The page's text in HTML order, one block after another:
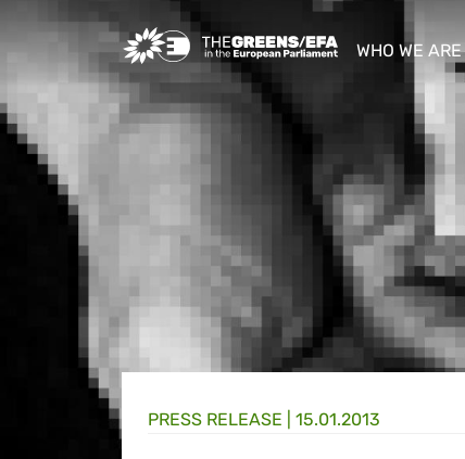
Greens/EFA Home
WHO WE ARE
show/hide
PRESS RELEASE 15.01.2013